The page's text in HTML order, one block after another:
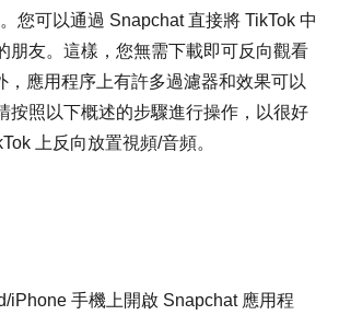
您可以通過 Snapchat 直接將 TikTok 中
朋友。這樣，您無需下載即可反向觀看
，應用程序上有許多過濾器和效果可以
按照以下概述的步驟進行操作，以很好
上反向放置視頻/音頻。
iPhone 手機上開啟 Snapchat 應用程